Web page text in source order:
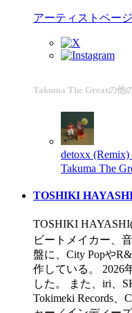
アーティストペー
Takuma The Greatの他
detoxx (Remix)
Takuma The
TOSHIKI
TOSHIKI
ビートメイカー、
盤に、City Popや
作している。 2026
した。 また、iri、
Tokimeki Records